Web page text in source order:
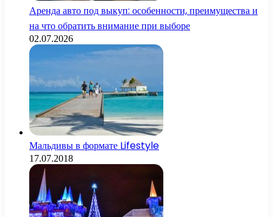
Аренда авто под выкуп: особенности, преимущества и
на что обратить внимание при выборе
02.07.2026
Мальдивы в формате Lifestyle
17.07.2018